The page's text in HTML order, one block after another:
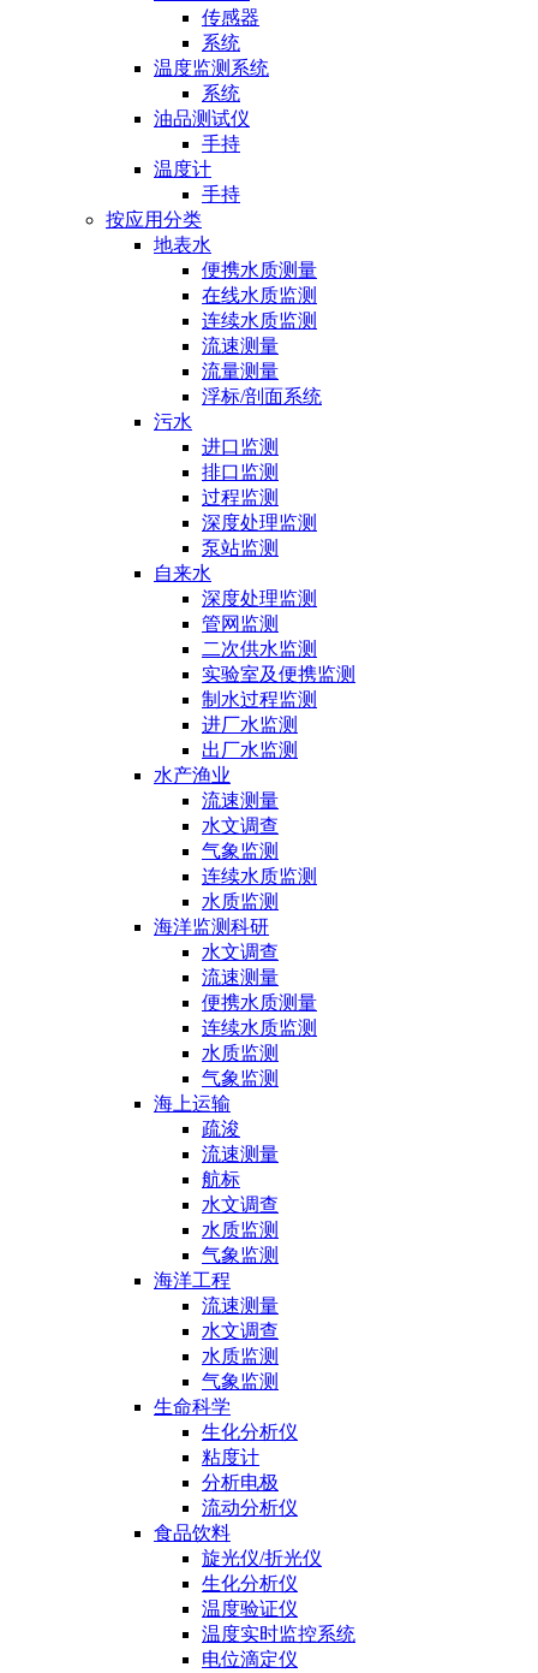
传感器
系统
温度监测系统
系统
油品测试仪
手持
温度计
手持
按应用分类
地表水
便携水质测量
在线水质监测
连续水质监测
流速测量
流量测量
浮标/剖面系统
污水
进口监测
排口监测
过程监测
深度处理监测
泵站监测
自来水
深度处理监测
管网监测
二次供水监测
实验室及便携监测
制水过程监测
进厂水监测
出厂水监测
水产渔业
流速测量
水文调查
气象监测
连续水质监测
水质监测
海洋监测科研
水文调查
流速测量
便携水质测量
连续水质监测
水质监测
气象监测
海上运输
疏浚
流速测量
航标
水文调查
水质监测
气象监测
海洋工程
流速测量
水文调查
水质监测
气象监测
生命科学
生化分析仪
粘度计
分析电极
流动分析仪
食品饮料
旋光仪/折光仪
生化分析仪
温度验证仪
温度实时监控系统
电位滴定仪